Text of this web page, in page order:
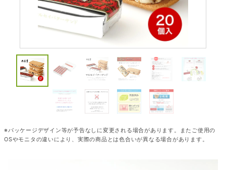
※パッケージデザイン等が予告なしに変更される場合があります。またご使用の
OSやモニタの違いにより、実際の商品とは色合いが異なる場合があります。